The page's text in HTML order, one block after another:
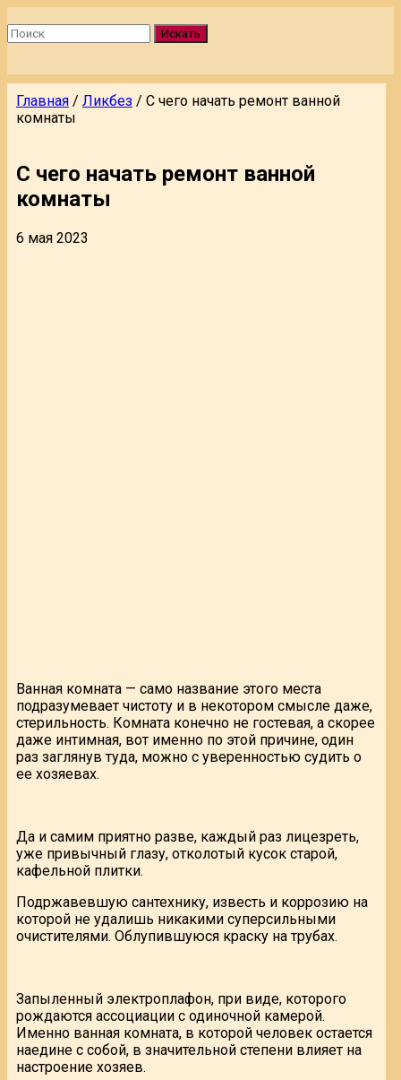
Искать
Главная / Ликбез / С чего начать ремонт ванной
комнаты
С чего начать ремонт ванной
комнаты
6 мая 2023
Ванная комната — само название этого места
подразумевает чистоту и в некотором смысле даже,
стерильность. Комната конечно не гостевая, а скорее
даже интимная, вот именно по этой причине, один
раз заглянув туда, можно с уверенностью судить о
ее хозяевах.
Да и самим приятно разве, каждый раз лицезреть,
уже привычный глазу, отколотый кусок старой,
кафельной плитки.
Подржавевшую сантехнику, известь и коррозию на
которой не удалишь никакими суперсильными
очистителями. Облупившуюся краску на трубах.
Запыленный электроплафон, при виде, которого
рождаются ассоциации с одиночной камерой.
Именно ванная комната, в которой человек остается
наедине с собой, в значительной степени влияет на
настроение хозяев.